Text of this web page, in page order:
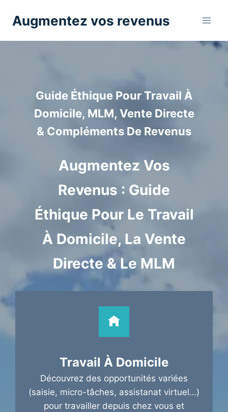
Augmentez vos revenus
Guide Éthique Pour Travail À
Domicile, MLM, Vente Directe
& Compléments De Revenus
Augmentez Vos
Revenus : Guide
Éthique Pour Le Travail
À Domicile, La Vente
Directe & Le MLM
Travail À Domicile
Découvrez des opportunités variées
(saisie, micro-tâches, assistanat virtuel…)
pour travailler depuis chez vous et